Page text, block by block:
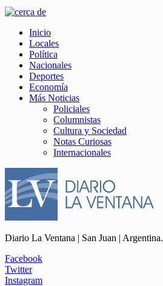
Inicio
Locales
Política
Nacionales
Deportes
Economía
Más Noticias
Policiales
Columnistas
Cultura y Sociedad
Notas Curiosas
Internacionales
Diario La Ventana | San Juan | Argentina.
Facebook
Twitter
Instagram